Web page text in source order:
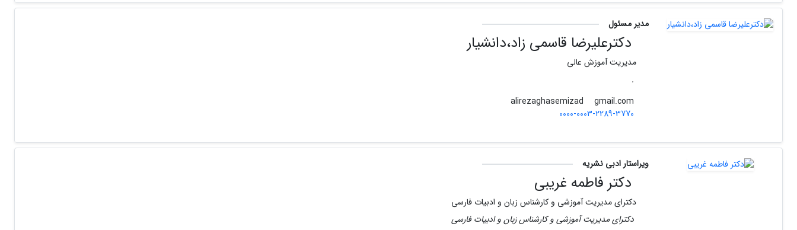
مدیر مسئول
دکترعلیرضا قاسمی زاد،دانشیار
مدیریت آموزش عالی
.
gmail.com
0000-0003-2289-3770
ویراستار ادبی نشریه
دکتر فاطمه غریبی
دکترای مدیریت آموزشی و کارشناس زبان و ادبیات فارسی
دکترای مدیریت آموزشی و کارشناس زبان و ادبیات فارسی